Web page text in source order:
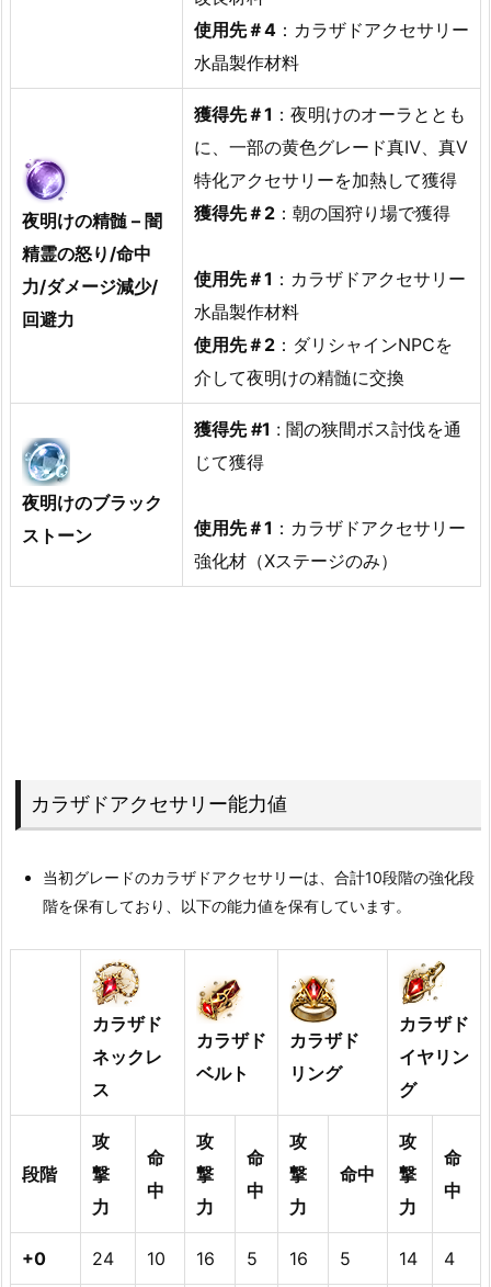
使用先＃4 ：カラザドアクセサリー
水晶製作材料
夜明けの精髄 – 闇
精霊の怒り/命中
力/ダメージ減少/
回避力
獲得先＃1 ：夜明けのオーラととも
に、一部の黄色グレード真Ⅳ、真Ⅴ
特化アクセサリーを加熱して獲得
獲得先＃2 ：朝の国狩り場で獲得
使用先＃1 ：カラザドアクセサリー
水晶製作材料
使用先＃2 ：ダリシャインNPCを
介して夜明けの精髄に交換
夜明けのブラック
ストーン
獲得先 #1 : 闇の狭間ボス討伐を通
じて獲得
使用先＃1 ：カラザドアクセサリー
強化材（Xステージのみ）
カラザドアクセサリー能力値
当初グレードのカラザドアクセサリーは、合計10段階の強化段
階を保有しており、以下の能力値を保有しています。
カラザド
ネックレ
ス
カラザド
ベルト
カラザド
リング
カラザド
イヤリン
グ
段階
攻
撃
力
命
中
攻
撃
力
命
中
攻
撃
力
命中
攻
撃
力
命
中
+0 24 10 16 5 16 5 14 4